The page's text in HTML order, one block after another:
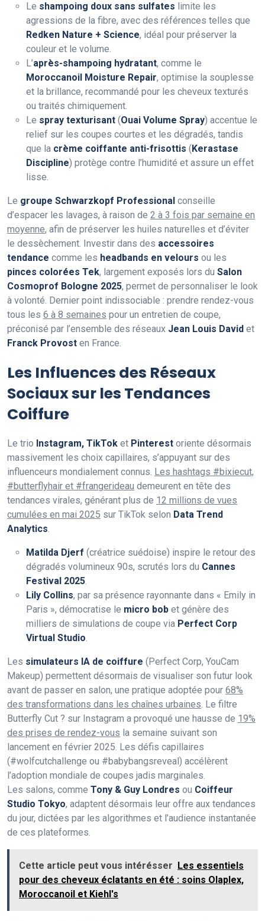
Le shampoing doux sans sulfates limite les
agressions de la fibre, avec des références telles que
Redken Nature + Science, idéal pour préserver la
couleur et le volume.
L’après-shampoing hydratant, comme le
Moroccanoil Moisture Repair, optimise la souplesse
et la brillance, recommandé pour les cheveux texturés
ou traités chimiquement.
Le spray texturisant (Ouai Volume Spray) accentue le
relief sur les coupes courtes et les dégradés, tandis
que la crème coiffante anti-frisottis (Kerastase
Discipline) protège contre l’humidité et assure un effet
lisse.
Le groupe Schwarzkopf Professional conseille
d’espacer les lavages, à raison de 2 à 3 fois par semaine en
moyenne, afin de préserver les huiles naturelles et d’éviter
le dessèchement. Investir dans des accessoires
tendance comme les headbands en velours ou les
pinces colorées Tek, largement exposés lors du Salon
Cosmoprof Bologne 2025, permet de personnaliser le look
à volonté. Dernier point indissociable : prendre rendez-vous
tous les 6 à 8 semaines pour un entretien de coupe,
préconisé par l’ensemble des réseaux Jean Louis David et
Franck Provost en France.
Les Influences des Réseaux
Sociaux sur les Tendances
Coiffure
Le trio Instagram, TikTok et Pinterest oriente désormais
massivement les choix capillaires, s’appuyant sur des
influenceurs mondialement connus. Les hashtags #bixiecut,
#butterflyhair et #frangerideau demeurent en tête des
tendances virales, générant plus de 12 millions de vues
cumulées en mai 2025 sur TikTok selon Data Trend
Analytics
Matilda Djerf (créatrice suédoise) inspire le retour des
dégradés volumineux 90s, scrutés lors du Cannes
Festival 2025
Lily Collins, par sa présence rayonnante dans « Emily in
Paris », démocratise le micro bob et génère des
milliers de simulations de coupe via Perfect Corp
Virtual Studio
Les simulateurs IA de coiffure (Perfect Corp, YouCam
Makeup) permettent désormais de visualiser son futur look
avant de passer en salon, une pratique adoptée pour 68%
des transformations dans les chaînes urbaines . Le filtre
Butterfly Cut ? sur Instagram a provoqué une hausse de 19%
des prises de rendez-vous la semaine suivant son
lancement en février 2025. Les défis capillaires
(#wolfcutchallenge ou #babybangsreveal) accélèrent
l’adoption mondiale de coupes jadis marginales.
Les salons, comme Tony & Guy Londres ou Coiffeur
Studio Tokyo, adaptent désormais leur offre aux tendances
du jour, dictées par les algorithmes et l’audience instantanée
de ces plateformes.
Cette article peut vous intérésser Les essentiels
pour des cheveux éclatants en été : soins Olaplex,
Moroccanoil et Kiehl's